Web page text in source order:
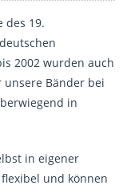
des 19.
2002 wurden auch
unsere Bänder bei
in
in eigener
und können